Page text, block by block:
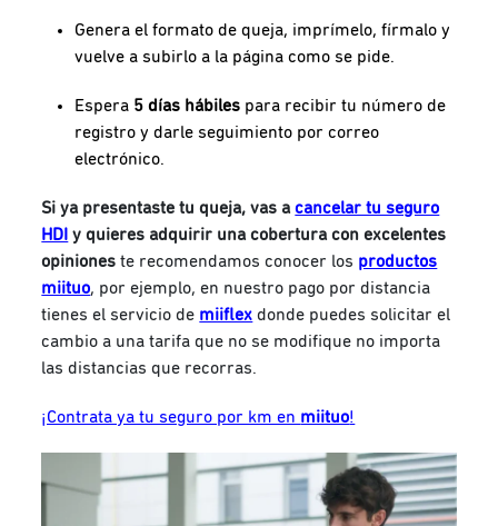
Genera el formato de queja, imprímelo, fírmalo y
vuelve a subirlo a la página como se pide.
Espera 5 días hábiles para recibir tu número de
registro y darle seguimiento por correo
electrónico.
Si ya presentaste tu queja, vas acancelar tu seguro
HDI y quieres adquirir una cobertura con excelentes
opiniones te recomendamos conocer los productos
miituo, por ejemplo, en nuestro pago por distancia
tienes el servicio de miiflex donde puedes solicitar el
cambio a una tarifa que no se modifique no importa
las distancias que recorras.
¡Contrata ya tu seguro por km en miituo!